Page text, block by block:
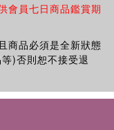
會員七日商品鑑賞期
商品必須是全新狀態
)否則恕不接受退